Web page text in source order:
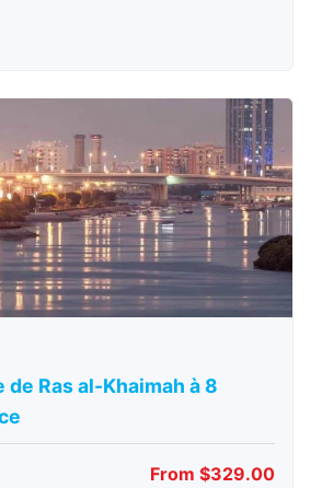
Ras al-Khaimah à 8
From $329.00